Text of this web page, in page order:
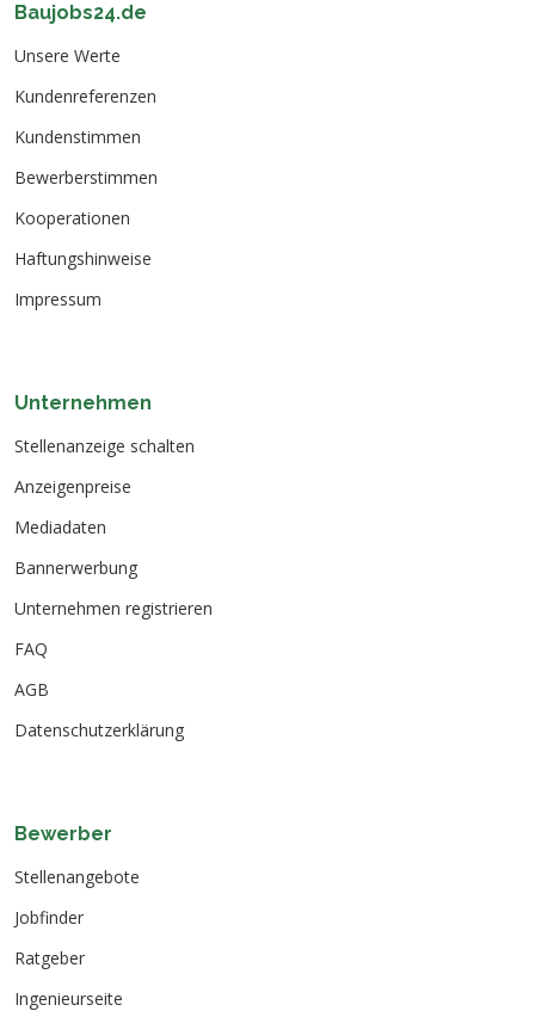
Baujobs24.de
Unsere Werte
Kundenreferenzen
Kundenstimmen
Bewerberstimmen
Kooperationen
Haftungshinweise
Impressum
Unternehmen
Stellenanzeige schalten
Anzeigenpreise
Mediadaten
Bannerwerbung
Unternehmen registrieren
FAQ
AGB
Datenschutzerklärung
Bewerber
Stellenangebote
Jobfinder
Ratgeber
Ingenieurseite